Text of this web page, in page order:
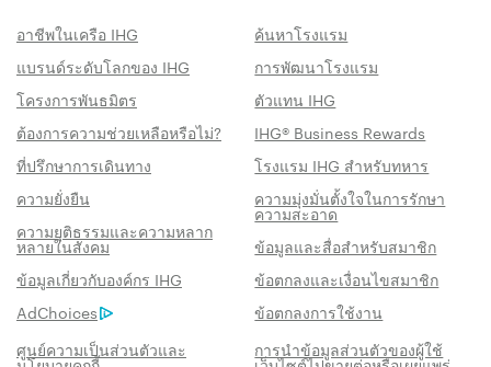
อาชีพในเครือ IHG
ค้นหาโรงแรม
แบรนด์ระดับโลกของ IHG
การพัฒนาโรงแรม
โครงการพันธมิตร
ตัวแทน IHG
ต้องการความช่วยเหลือหรือไม่?
IHG® Business Rewards
ที่ปรึกษาการเดินทาง
โรงแรม IHG สำหรับทหาร
ความยั่งยืน
ความมุ่งมั่นตั้งใจในการรักษา
ความสะอาด
ความยุติธรรมและความหลาก
หลายในสังคม
ข้อมูลและสื่อสำหรับสมาชิก
ข้อมูลเกี่ยวกับองค์กร IHG
ข้อตกลงและเงื่อนไขสมาชิก
AdChoices
ข้อตกลงการใช้งาน
ศูนย์ความเป็นส่วนตัวและ
การนำข้อมูลส่วนตัวของผู้ใช้
สิทธิประโชน์เมื่อจองกับเรา
การรับประกันห้องพักราคาดีที่สุด
เราสัญญาว่าคุณจะได้รับราคาต่ำที่สุดทาง